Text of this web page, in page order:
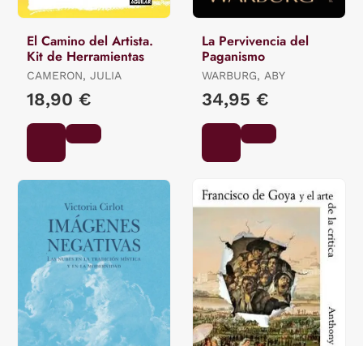
El Camino del Artista.
Kit de Herramientas
CAMERON, JULIA
18,90 €
La Pervivencia del
Paganismo
WARBURG, ABY
34,95 €